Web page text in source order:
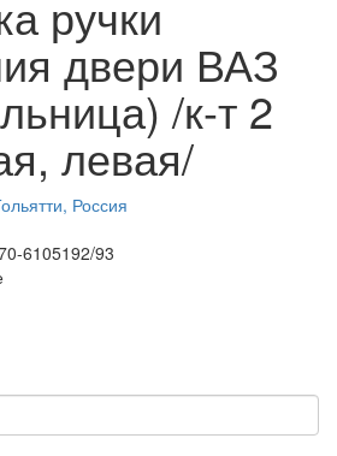
ручки
двери ВАЗ
/к-т 2
левая/
Россия
6105192/93